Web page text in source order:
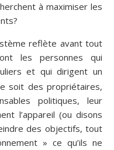
à maximiser les
reflète avant tout
les personnes qui
et qui dirigent un
soit des propriétaires,
politiques, leur
l’appareil (ou disons
des objectifs, tout
» ce qu’ils ne